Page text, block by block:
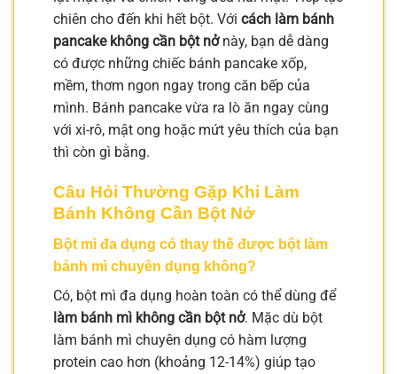
chiên cho đến khi hết bột. Với cách làm bánh
pancake không cần bột nởnày, bạn dễ dàng
có được những chiếc bánh pancake xốp,
mềm, thơm ngon ngay trong căn bếp của
mình. Bánh pancake vừa ra lò ăn ngay cùng
với xi-rô, mật ong hoặc mứt yêu thích của bạn
thì còn gì bằng.
Câu Hỏi Thường Gặp Khi Làm
Bánh Không Cần Bột Nở
Bột mì đa dụng có thay thế được bột làm
bánh mì chuyên dụng không?
Có, bột mì đa dụng hoàn toàn có thể dùng để
làm bánh mì không cần bột nở. Mặc dù bột
làm bánh mì chuyên dụng có hàm lượng
protein cao hơn (khoảng 12-14%) giúp tạo